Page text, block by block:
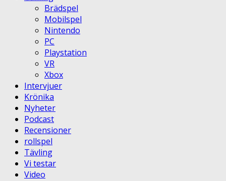
Brädspel
Mobilspel
Nintendo
PC
Playstation
VR
Xbox
Intervjuer
Krönika
Nyheter
Podcast
Recensioner
rollspel
Tävling
Vi testar
Video